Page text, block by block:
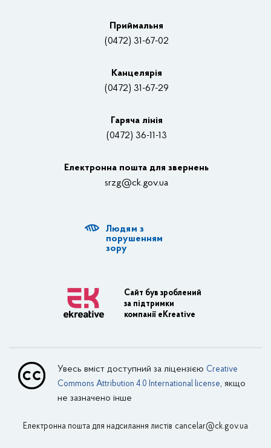
Нагороди
Контакти
Відеотрансляції
Структурні підрозділи ОДА
Діяльність ОДА
Транспортна інфраструктура
Внутрішній водний транспорт
Авіаційний транспорт
Поштовий зв’язок
Приймальня
(0472) 31-67-02
Канцелярiя
(0472) 31-67-29
Гаряча лінія
(0472) 36-11-13
Електронна пошта для звернень
srzg@ck.gov.ua
Людям з
порушенням
зору
Сайт був зроблений
за підтримки
компанії eKreative
Увесь вміст доступний за ліцензією Creative
Commons Attribution 4.0 International license, якщо
не зазначено інше
Електронна пошта для надсилання листів cancelar@ck.gov.ua